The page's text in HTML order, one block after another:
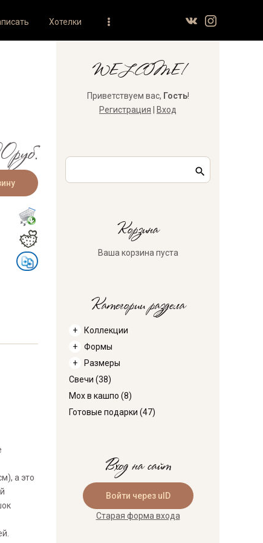
Хотелки
а это
WELCOME!
Приветствуем вас, Гость!
Регистрация
Вход
Корзина
Ваша корзина пуста
Категории раздела
Коллекции
Формы
Размеры
Свечи (38)
Мох в кашпо (8)
Готовые подарки (47)
Вход на сайт
Войти через uID
Старая форма входа